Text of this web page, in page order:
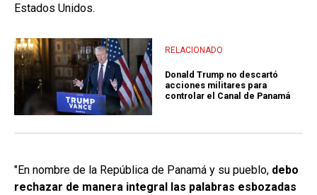
Estados Unidos.
RELACIONADO
Donald Trump no descartó
acciones militares para
controlar el Canal de Panamá
"En nombre de la República de Panamá y su pueblo, debo
rechazar de manera integral las palabras esbozadas